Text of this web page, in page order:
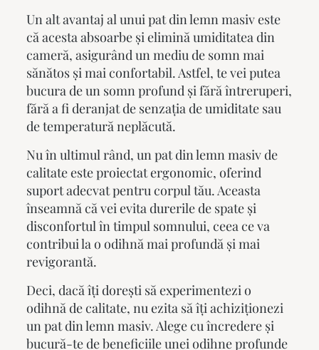
Un alt avantaj al unui pat din lemn masiveste
că acesta absoarbe și elimină umiditatea din
cameră, asigurând un mediu de somn mai
sănătos și mai confortabil. Astfel, te vei putea
bucura de un somn profund și fără întreruperi,
fără a fi deranjat de senzația de umiditate sau
de temperatură neplăcută.
Nu în ultimul rând, un pat din lemn masivde
calitate este proiectat ergonomic, oferind
suport adecvat pentru corpul tău. Aceasta
înseamnă că vei evita durerile de spate și
disconfortul în timpul somnului, ceea ce va
contribui la o odihnă mai profundă și mai
revigorantă.
Deci, dacă îți dorești să experimentezi o
odihnă de calitate, nu ezita să îți achiziționezi
un pat din lemn masiv. Alege cu încredere și
bucură-te de beneficiile unei odihne profunde